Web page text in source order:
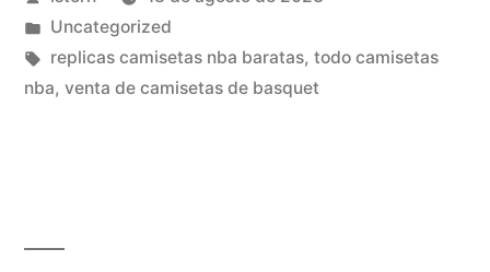
por
Publicado
en
Uncategorized
Etiquetas:
replicas camisetas nba baratas, todo camisetas
nba, venta de camisetas de basquet